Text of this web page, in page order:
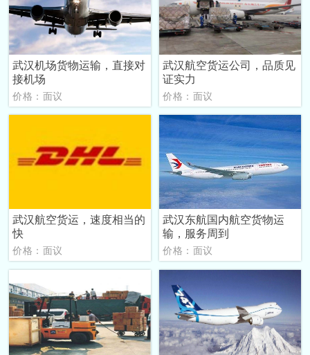
武汉机场货物运输，直接对
接机场
价格：面议
武汉航空货运公司，品质见
证实力
价格：面议
武汉航空货运，速度相当的
快
价格：面议
武汉东航国内航空货物运
输，服务周到
价格：面议